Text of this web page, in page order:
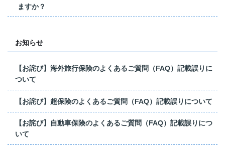
ますか？
お知らせ
【お詫び】海外旅行保険のよくあるご質問（FAQ）記載誤りに
ついて
【お詫び】超保険のよくあるご質問（FAQ）記載誤りについて
【お詫び】自動車保険のよくあるご質問（FAQ）記載誤りにつ
いて